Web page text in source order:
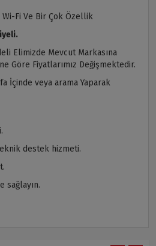
Fi Ve Bir Çok Özellik
Elimizde Mevcut Markasına
Göre Fiyatlarımız Değişmektedir.
İçinde veya arama Yaparak
destek hizmeti.
sağlayın.